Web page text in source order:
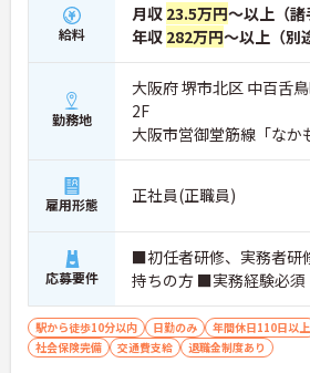
給料
月収 23.5万円～以上（諸
年収 282万円～以上（別
勤務地
大阪府 堺市北区 中百舌
2F
大阪市営御堂筋線「なか
駅」徒歩4分
雇用形態 正社員(正職員)
応募要件
■初任者研修、実務者研
持ちの方 ■実務経験必須
駅から徒歩10分以内 日勤のみ 年間休日110日以上
社会保険完備
交通費支給 退職金制度あり